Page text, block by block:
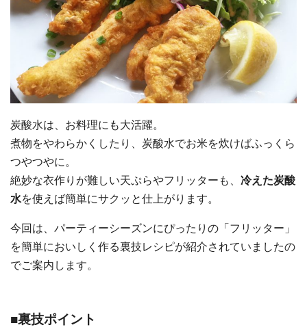
炭酸水は、お料理にも大活躍。
煮物をやわらかくしたり、炭酸水でお米を炊けばふっくら
つやつやに。
絶妙な衣作りが難しい天ぷらやフリッターも、 冷えた炭酸
水を使えば簡単にサクッと仕上がります。
今回は、パーティーシーズンにぴったりの「フリッター」
を簡単においしく作る裏技レシピが紹介されていましたの
でご案内します。
■裏技ポイント